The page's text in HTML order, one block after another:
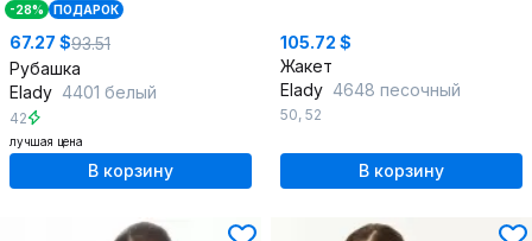
-28% ПОДАРОК
67.27 $93.51
Рубашка
Elady 4401 белый
42
лучшая цена
В корзину
105.72 $
Жакет
Elady 4648 песочный
50, 52
В корзину